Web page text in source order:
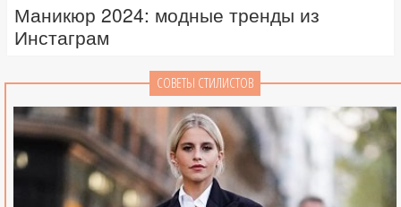
Маникюр 2024: модные тренды из
Инстаграм
СОВЕТЫ СТИЛИСТОВ